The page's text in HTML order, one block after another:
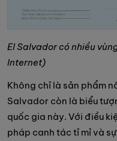
El Salvador có nhiều
Internet)
Không chỉ là sản phẩm
Salvador còn là biểu
quốc gia này. Với điều
pháp canh tác tỉ mỉ và